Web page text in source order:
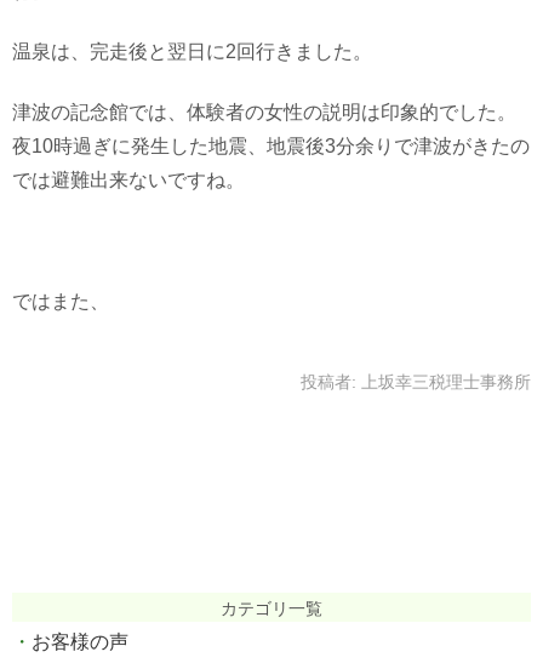
温泉は、完走後と翌日に2回行きました。
津波の記念館では、体験者の女性の説明は印象的でした。
夜10時過ぎに発生した地震、地震後3分余りで津波がきたの
では避難出来ないですね。
ではまた、
投稿者: 上坂幸三税理士事務所
カテゴリ一覧
お客様の声